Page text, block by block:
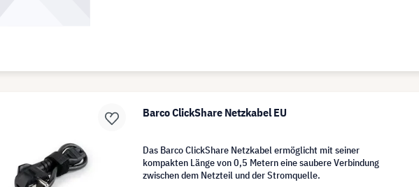
Barco ClickShare Netzkabel EU
Das Barco ClickShare Netzkabel ermöglicht mit seiner
kompakten Länge von 0,5 Metern eine saubere Verbindung
zwischen dem Netzteil und der Stromquelle.